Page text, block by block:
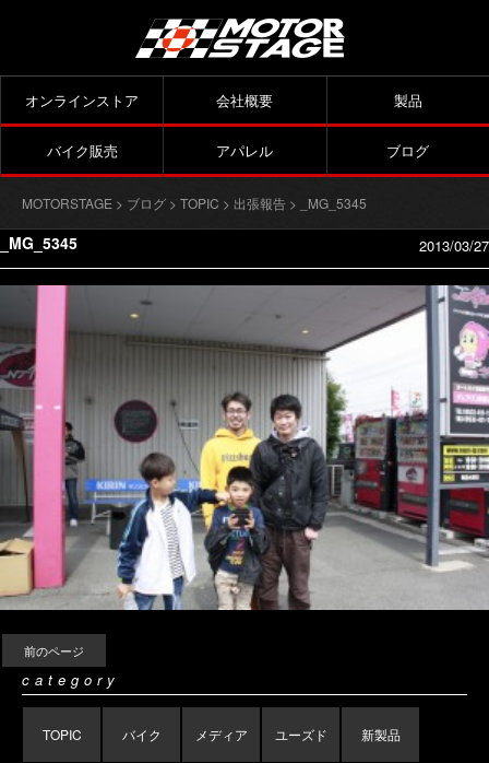
オンラインストア 会社概要 製品
バイク販売 アパレル ブログ
MOTORSTAGE > ブログ > TOPIC > 出張報告 > _MG_5345
_MG_5345 2013/03/27
前のページ
category
TOPIC バイク メディア ユーズド 新製品